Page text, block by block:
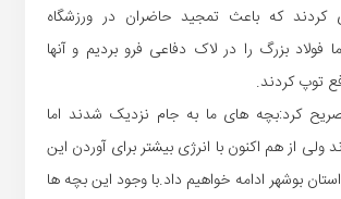
کردند که باعث تمجید حاضران در ورزشگاه
فولاد بزرگ را در لاک دفاعی فرو بردیم و آنها
توپ کردند.
کرد:بچه های ما به جام نزدیک شدند اما
ولی از هم اکنون با انرژی بیشتر برای آوردن این
بوشهر ادامه خواهیم داد.با وجود این بچه ها